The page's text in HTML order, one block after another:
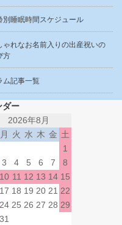
別睡眠時間スケジュール
ゃれなお名前入りの出産祝いの
方
ム記事一覧
ダー
2026年8月
月 火 水 木 金 土
1
3 4 5 6 7
8
10 11 12 13 14 15
17 18 19 20 21 22
24 25 26 27 28 29
31